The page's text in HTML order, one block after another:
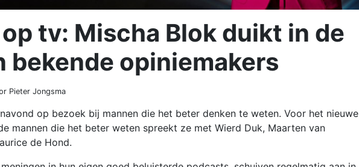
tv: Mischa Blok duikt in de
bekende opiniemakers
Pieter Jongsma
op bezoek bij mannen die het beter denken te weten. Voor het nieuwe
mannen die het beter weten spreekt ze met Wierd Duk, Maarten van
de Hond.